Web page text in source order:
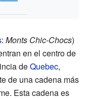
: Monts Chic-Chocs)
en el centro de
deQuebec,
de una cadena más
Esta cadena es